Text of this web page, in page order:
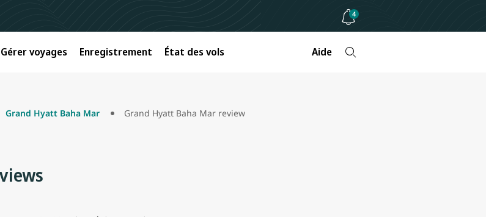
4
Gérer voyages Enregistrement État des vols Aide
Grand Hyatt Baha Mar Grand Hyatt Baha Mar review